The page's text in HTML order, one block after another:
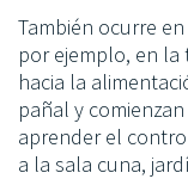
También ocurre
por ejemplo, en la
hacia la
pañal y
aprender el
a la sala cuna,